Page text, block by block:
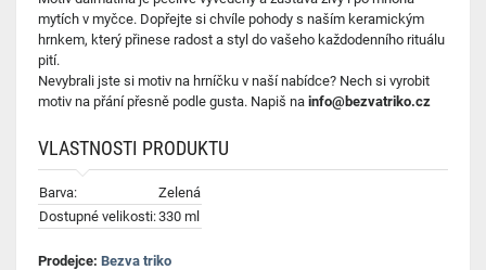
mytích v myčce. Dopřejte si chvíle pohody s naším keramickým
hrnkem, který přinese radost a styl do vašeho každodenního rituálu
pití.
Nevybrali jste si motiv na hrníčku v naší nabídce? Nech si vyrobit
motiv na přání přesně podle gusta. Napiš na info@bezvatriko.cz
VLASTNOSTI PRODUKTU
Barva:
Zelená
Dostupné velikosti:330 ml
Prodejce: Bezva triko